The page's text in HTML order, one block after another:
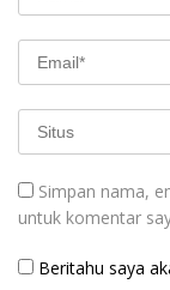
Simpan nama,
untuk komentar
Beritahu saya